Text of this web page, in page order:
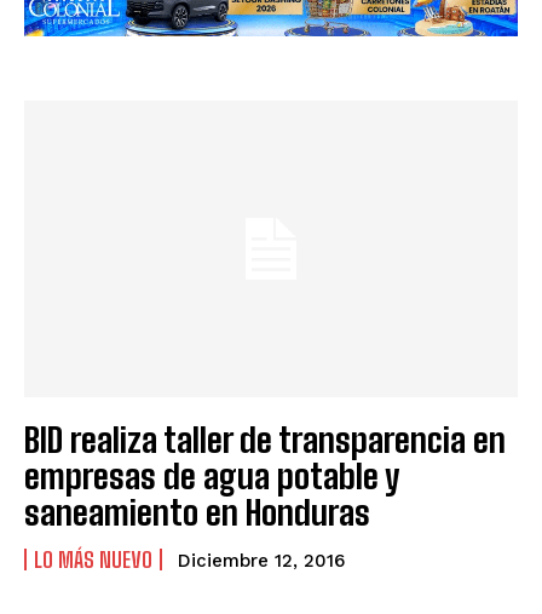
BID realiza taller de transparencia en
empresas de agua potable y
saneamiento en Honduras
LO MÁS NUEVO Diciembre 12, 2016